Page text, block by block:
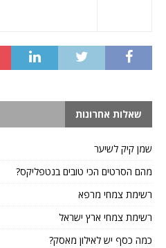
שאלות אחרונות
שמן קיק לשיער
מהם הסרטים הכי טובים בנטפליקס?
רשימת צמחי מרפא
רשימת צמחי ארץ ישראל
כמה כסף יש לאילון מאסק?